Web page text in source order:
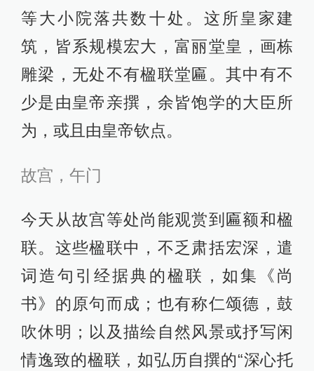
等大小院落共数十处。这所皇家建
筑，皆系规模宏大，富丽堂皇，画栋
雕梁，无处不有楹联堂匾。其中有不
少是由皇帝亲撰，余皆饱学的大臣所
为，或且由皇帝钦点。
故宫，午门
今天从故宫等处尚能观赏到匾额和楹
联。这些楹联中，不乏肃括宏深，遣
词造句引经据典的楹联，如集《尚
书》的原句而成；也有称仁颂德，鼓
吹休明；以及描绘自然风景或抒写闲
情逸致的楹联，如弘历自撰的“深心托